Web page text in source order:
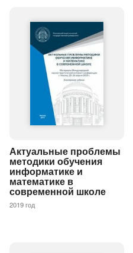
Актуальные проблемы
методики обучения
информатике и
математике в
современной школе
2019 год